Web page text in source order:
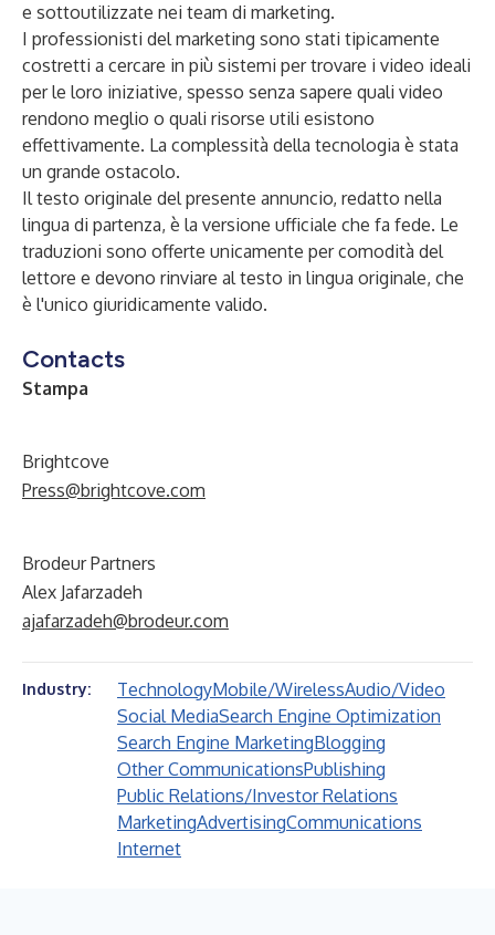
e sottoutilizzate nei team di marketing.
I professionisti del marketing sono stati tipicamente
costretti a cercare in più sistemi per trovare i video ideali
per le loro iniziative, spesso senza sapere quali video
rendono meglio o quali risorse utili esistono
effettivamente. La complessità della tecnologia è stata
un grande ostacolo.
Il testo originale del presente annuncio, redatto nella
lingua di partenza, è la versione ufficiale che fa fede. Le
traduzioni sono offerte unicamente per comodità del
lettore e devono rinviare al testo in lingua originale, che
è l'unico giuridicamente valido.
Contacts
Stampa
Brightcove
Press@brightcove.com
Brodeur Partners
Alex Jafarzadeh
ajafarzadeh@brodeur.com
Industry: TechnologyMobile/WirelessAudio/Video
Social MediaSearch Engine Optimization
Search Engine MarketingBlogging
Other CommunicationsPublishing
Public Relations/Investor Relations
MarketingAdvertisingCommunications
Internet